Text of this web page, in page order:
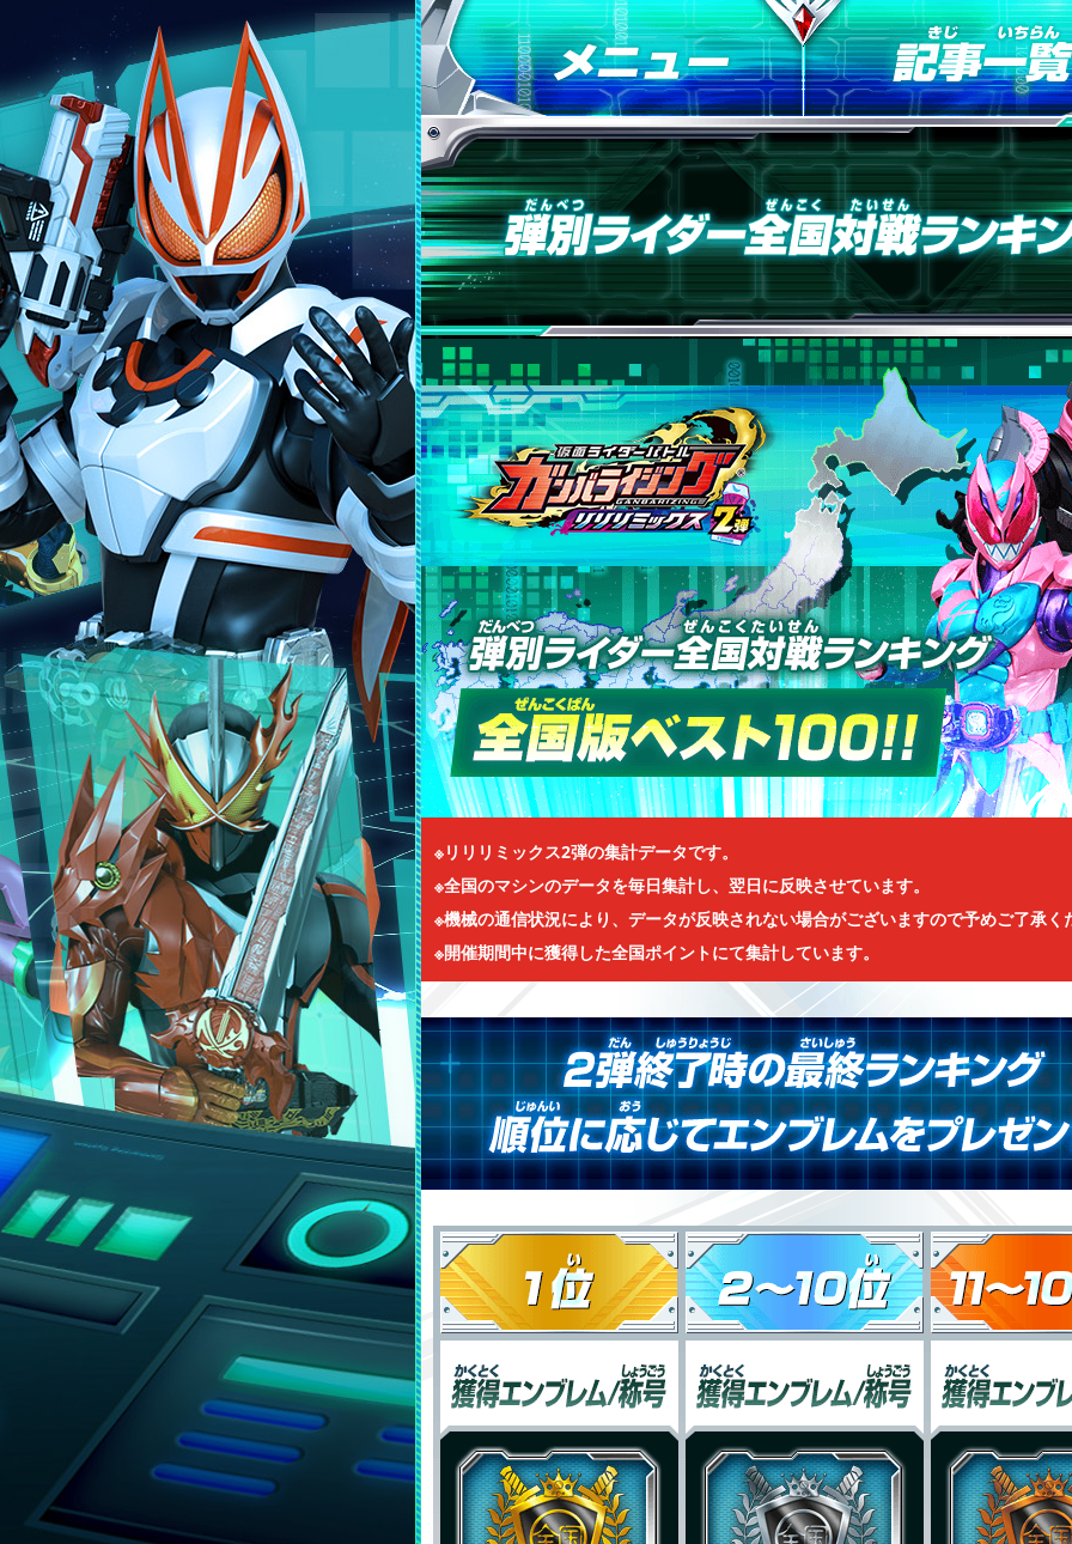
※リリリミックス2弾の集計データです。
※全国のマシンのデータを毎日集計し、翌日に反映させています。
※機械の通信状況により、データが反映されない場合がございますので予めご了承く
※開催期間中に獲得した全国ポイントにて集計しています。